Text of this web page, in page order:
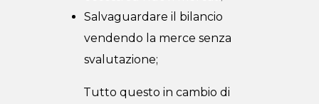
Salvaguardare il bilancio
vendendo la merce senza
svalutazione;
Tutto questo in cambio di